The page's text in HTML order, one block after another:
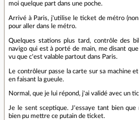
moi quelque part dans une poche.
Arrivé à Paris, j'utilise le ticket de métro
pour aller dans le métro.
Quelques stations plus tard, contrôle des
navigo qui est à porté de main, me disant
vu que c'est valable partout dans Paris.
Le contrôleur passe la carte sur sa machine
en faisant la gueule.
Normal, que je lui répond, j'ai validé avec un
Je le sent sceptique. J'essaye tant bien
bien pu mettre ce putain de ticket.